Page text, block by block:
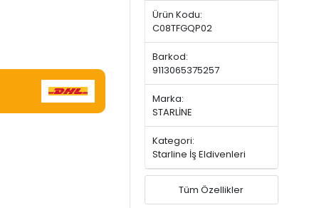
Ürün Kodu:
C08TFGQP02
Barkod:
9113065375257
Marka:
STARLİNE
Kategori:
Starline İş Eldivenleri
Tüm Özellikler